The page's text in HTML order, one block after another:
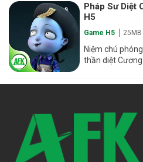
Pháp Sư Diệt
H5
Game H5 25MB
Niệm chú
thần diệt Cương